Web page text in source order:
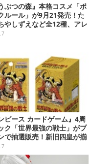
ぶつの森』本格コスメ「ポ
ルール」が9月21発売！た
やしずえなど全12種、アレ
きるリアクションシールも
ピース カードゲーム』4周
ク「世界最強の戦士」がプ
で抽選販売！新旧四皇が揃
、刃牙作者が描く「カイド